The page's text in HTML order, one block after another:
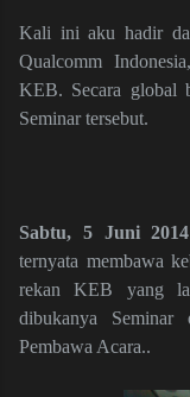
Kali ini aku hadir
Qualcomm
KEB. Secara global
Seminar tersebut.
Sabtu, 5 Juni
ternyata membawa
rekan KEB yang
dibukanya
Pembawa Acara..